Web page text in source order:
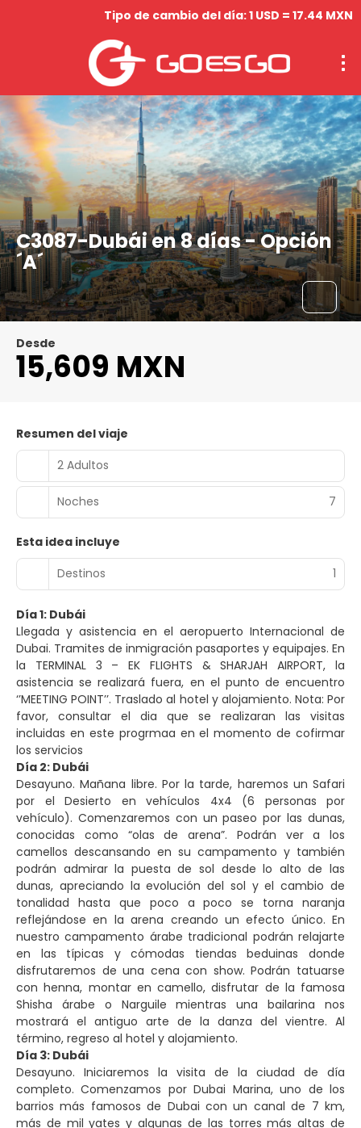
Tipo de cambio del día: 1 USD = 17.44 MXN
C3087-Dubái en 8 días - Opción
´A´
Desde
15,609 MXN
Resumen del viaje
2 Adultos
Noches 7
Esta idea incluye
Destinos
1
Día 1: Dubái
Llegada y asistencia en el aeropuerto Internacional de
Dubai. Tramites de inmigración pasaportes y equipajes. En
la TERMINAL 3 – EK FLIGHTS & SHARJAH AIRPORT, la
asistencia se realizará fuera, en el punto de encuentro
‘’MEETING POINT’’. Traslado al hotel y alojamiento. Nota: Por
favor, consultar el dia que se realizaran las visitas
incluidas en este progrmaa en el momento de cofirmar
los servicios
Día 2: Dubái
Desayuno. Mañana libre. Por la tarde, haremos un Safari
por el Desierto en vehículos 4x4 (6 personas por
vehículo). Comenzaremos con un paseo por las dunas,
conocidas como “olas de arena”. Podrán ver a los
camellos descansando en su campamento y también
podrán admirar la puesta de sol desde lo alto de las
dunas, apreciando la evolución del sol y el cambio de
tonalidad hasta que poco a poco se torna naranja
reflejándose en la arena creando un efecto único. En
nuestro campamento árabe tradicional podrán relajarte
en las típicas y cómodas tiendas beduinas donde
disfrutaremos de una cena con show. Podrán tatuarse
con henna, montar en camello, disfrutar de la famosa
Shisha árabe o Narguile mientras una bailarina nos
mostrará el antiguo arte de la danza del vientre. Al
término, regreso al hotel y alojamiento.
Día 3: Dubái
Desayuno. Iniciaremos la visita de la ciudad de día
completo. Comenzamos por Dubai Marina, uno de los
barrios más famosos de Dubai con un canal de 7 km,
más de mil yates y algunas de las torres más altas de